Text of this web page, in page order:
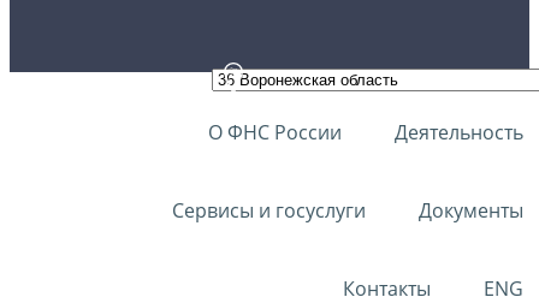
О ФНС России Деятельность
Сервисы и госуслуги Документы
Контакты ENG